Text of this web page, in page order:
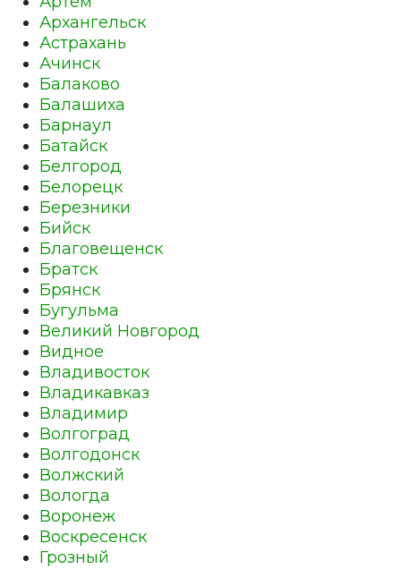
Архангельск
Астрахань
Ачинск
Балаково
Балашиха
Барнаул
Батайск
Белгород
Белорецк
Березники
Бийск
Благовещенск
Братск
Брянск
Бугульма
Великий Новгород
Видное
Владивосток
Владикавказ
Владимир
Волгоград
Волгодонск
Волжский
Вологда
Воронеж
Воскресенск
Грозный